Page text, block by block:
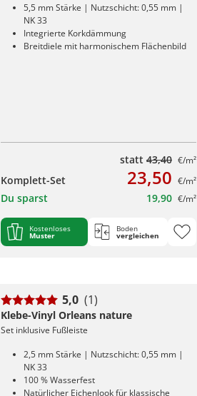
5,5 mm Stärke | Nutzschicht: 0,55 mm |
NK 33
Integrierte Korkdämmung
Breitdiele mit harmonischem Flächenbild
statt 43,40 €/m²
Komplett-Set 23,50 €/m²
Du sparst 19,90 €/m²
Kostenloses
Muster
Boden
vergleichen
5,0 (1)
Klebe-Vinyl Orleans nature
Set inklusive Fußleiste
2,5 mm Stärke | Nutzschicht: 0,55 mm |
NK 33
100 % Wasserfest
Natürlicher Eichenlook für klassische